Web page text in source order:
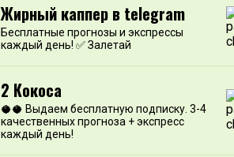
Жирный каппер в telegram
Бесплатные прогнозы и экспрессы
каждый день! ✅ Залетай
2 Кокоса
🥥🥥 Выдаем бесплатную подписку. 3-4
качественных прогноза + экспресс
каждый день!